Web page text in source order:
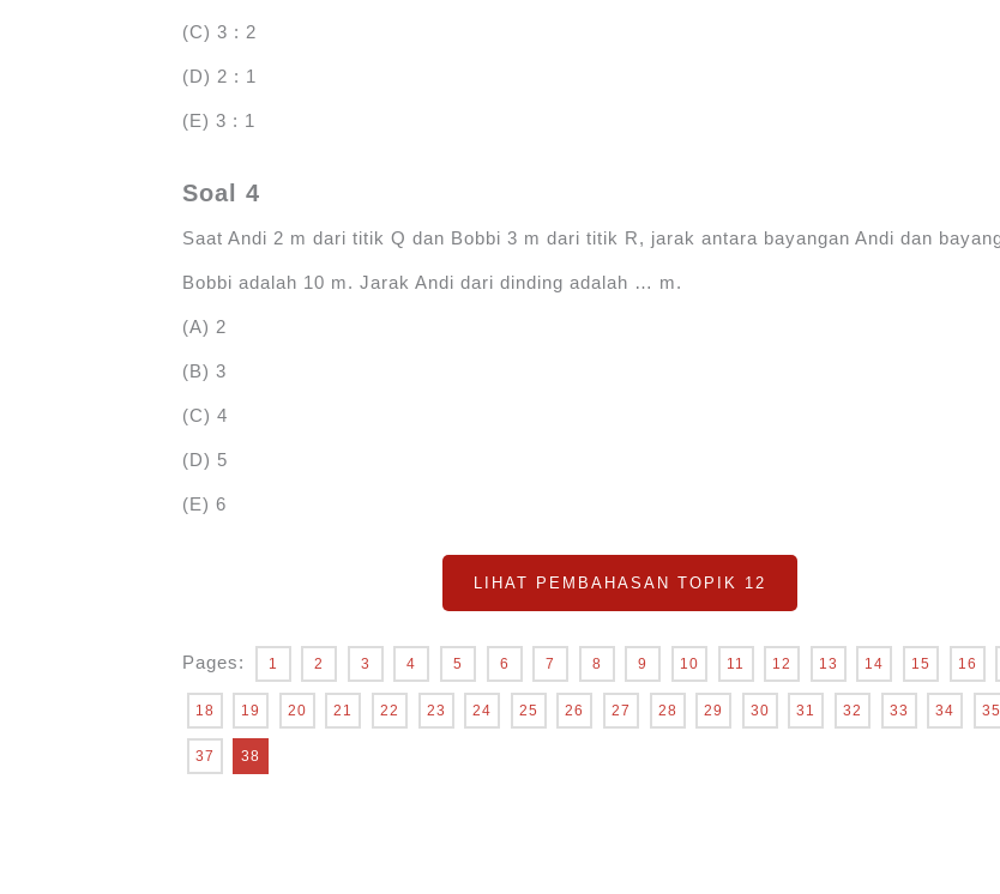
(C) 3 : 2
(D) 2 : 1
(E) 3 : 1
Soal 4
Saat Andi 2 m dari titik Q dan Bobbi 3 m dari titik R, jarak antara bayangan Andi dan
Bobbi adalah 10 m. Jarak Andi dari dinding adalah … m.
(A) 2
(B) 3
(C) 4
(D) 5
(E) 6
LIHAT PEMBAHASAN TOPIK 12
Pages: 1 2 3 4 5 6 7 8 9 10 11 12 13 14 15 16
18 19 20 21 22 23 24 25 26 27 28 29 30 31 32 33 34 35
37 38